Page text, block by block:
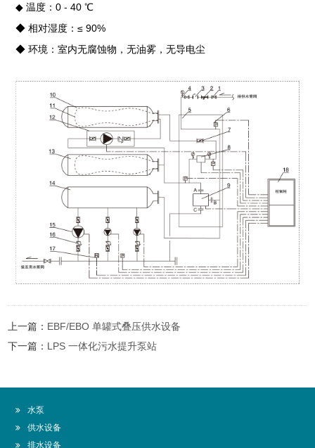
◆ 温度：0 - 40 ℃
◆ 相对湿度： ≤ 90%
◆ 环境：室内无腐蚀物，无油雾，无导电尘
上一篇： EBF/EBO 单罐式叠压供水设备
下一篇： LPS 一体化污水提升泵站
水泵
供水设备
排水设备